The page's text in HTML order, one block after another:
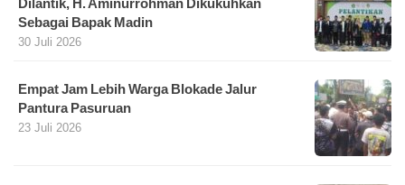
Dilantik, H. Aminurrohman Dikukuhkan
Sebagai Bapak Madin
30 Juli 2026
Empat Jam Lebih Warga Blokade Jalur
Pantura Pasuruan
23 Juli 2026